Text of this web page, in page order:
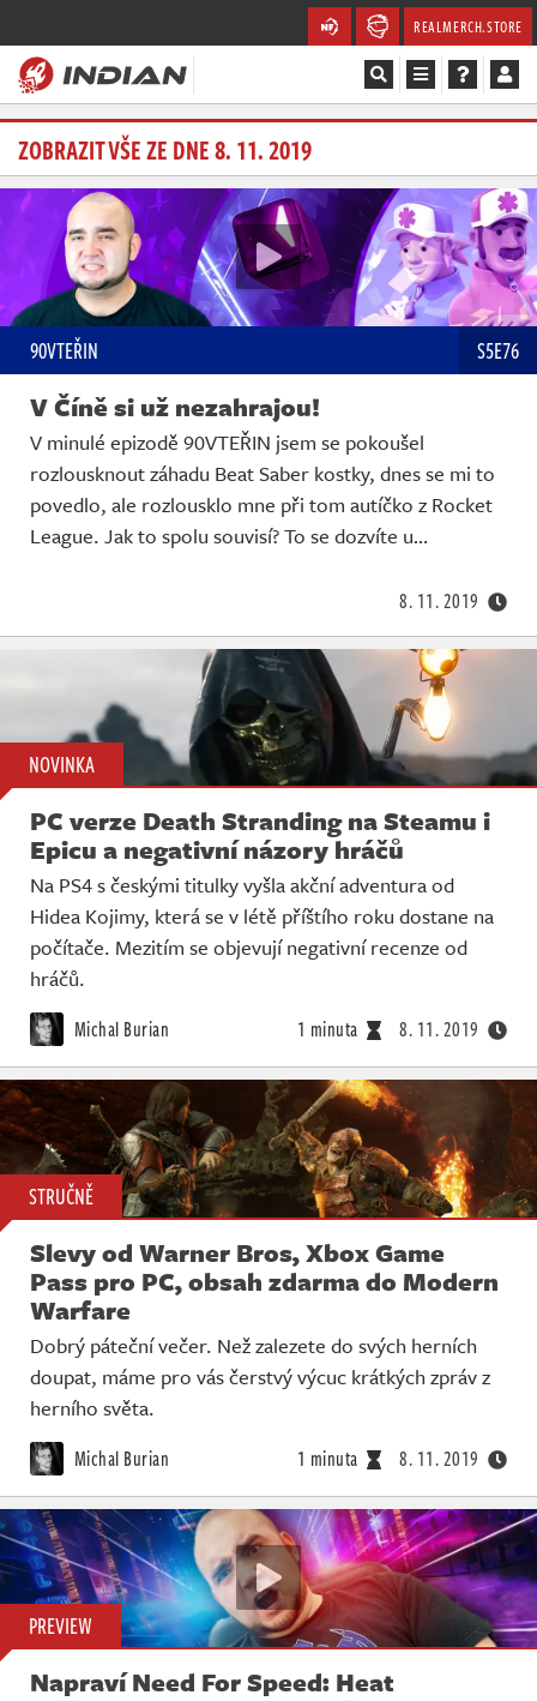
REALMERCH.STORE
Magazín
Recenze
Videa
Soutěže
Databáze
Komunita
Redakce
Živě
ZOBRAZIT VŠE ZE DNE 8. 11. 2019
90VTEŘIN S5E76
V Číně si už nezahrajou!
V minulé epizodě 90VTEŘIN jsem se pokoušel
rozlousknout záhadu Beat Saber kostky, dnes se mi to
povedlo, ale rozlousklo mne při tom autíčko z Rocket
League. Jak to spolu souvisí? To se dozvíte u…
8. 11. 2019
NOVINKA
PC verze Death Stranding na Steamu i
Epicu a negativní názory hráčů
Na PS4 s českými titulky vyšla akční adventura od
Hidea Kojimy, která se v létě příštího roku dostane na
počítače. Mezitím se objevují negativní recenze od
hráčů.
Michal Burian 1 minuta 8. 11. 2019
STRUČNĚ
Slevy od Warner Bros, Xbox Game
Pass pro PC, obsah zdarma do Modern
Warfare
Dobrý páteční večer. Než zalezete do svých herních
doupat, máme pro vás čerstvý výcuc krátkých zpráv z
herního světa.
Michal Burian 1 minuta 8. 11. 2019
PREVIEW
Napraví Need For Speed: Heat